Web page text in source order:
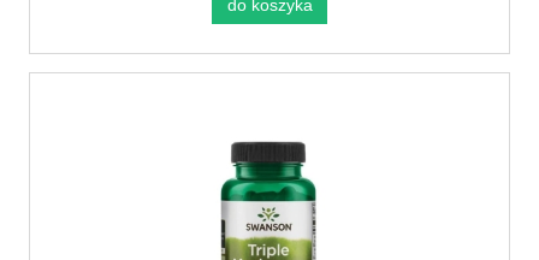
do koszyka